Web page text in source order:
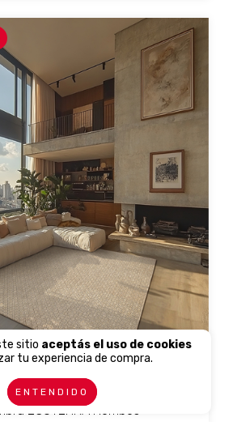
sitio aceptás el uso de cookies
tu experiencia de compra.
ENTENDIDO
ECOTERRA Rombos